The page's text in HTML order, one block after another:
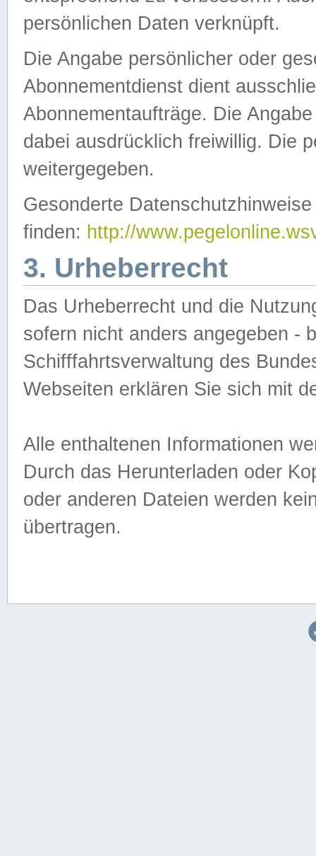
persönlichen Daten verknüpft.
Die Angabe persönlicher oder
Abonnementdienst dient
Abonnementaufträge. Die
dabei ausdrücklich freiwillig. Die
weitergegeben.
Gesonderte
finden: http://
3. Urheberrecht
Das Urheberrecht und die
sofern nicht anders angegeben -
Schifffahrtsverwaltung des
Webseiten erklären Sie sich mit
Alle enthaltenen Informationen
Durch das Herunterladen oder
oder anderen Dateien werden
übertragen.